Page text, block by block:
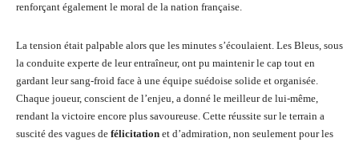
renforçant également le moral de la nation française.
La tension était palpable alors que les minutes s’écoulaient. Les Bleus, sous
la conduite experte de leur entraîneur, ont pu maintenir le cap tout en
gardant leur sang-froid face à une équipe suédoise solide et organisée.
Chaque joueur, conscient de l’enjeu, a donné le meilleur de lui-même,
rendant la victoire encore plus savoureuse. Cette réussite sur le terrain a
suscité des vagues de félicitation et d’admiration, non seulement pour les